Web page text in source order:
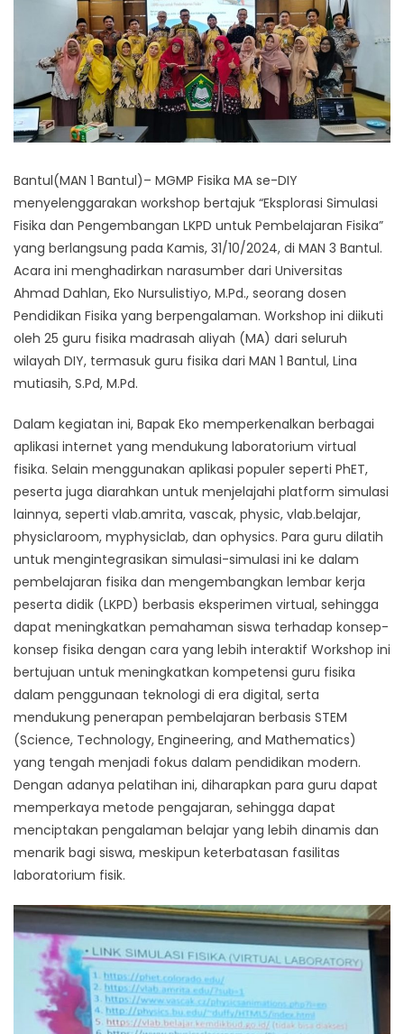
Bantul(MAN 1 Bantul)– MGMP Fisika MA se-DIY
menyelenggarakan workshop bertajuk “Eksplorasi Simulasi
Fisika dan Pengembangan LKPD untuk Pembelajaran Fisika”
yang berlangsung pada Kamis, 31/10/2024, di MAN 3 Bantul.
Acara ini menghadirkan narasumber dari Universitas
Ahmad Dahlan, Eko Nursulistiyo, M.Pd., seorang dosen
Pendidikan Fisika yang berpengalaman. Workshop ini diikuti
oleh 25 guru fisika madrasah aliyah (MA) dari seluruh
wilayah DIY, termasuk guru fisika dari MAN 1 Bantul, Lina
mutiasih, S.Pd, M.Pd.
Dalam kegiatan ini, Bapak Eko memperkenalkan berbagai
aplikasi internet yang mendukung laboratorium virtual
fisika. Selain menggunakan aplikasi populer seperti PhET,
peserta juga diarahkan untuk menjelajahi platform simulasi
lainnya, seperti vlab.amrita, vascak, physic, vlab.belajar,
physiclaroom, myphysiclab, dan ophysics. Para guru dilatih
untuk mengintegrasikan simulasi-simulasi ini ke dalam
pembelajaran fisika dan mengembangkan lembar kerja
peserta didik (LKPD) berbasis eksperimen virtual, sehingga
dapat meningkatkan pemahaman siswa terhadap konsep-
konsep fisika dengan cara yang lebih interaktif Workshop ini
bertujuan untuk meningkatkan kompetensi guru fisika
dalam penggunaan teknologi di era digital, serta
mendukung penerapan pembelajaran berbasis STEM
(Science, Technology, Engineering, and Mathematics)
yang tengah menjadi fokus dalam pendidikan modern.
Dengan adanya pelatihan ini, diharapkan para guru dapat
memperkaya metode pengajaran, sehingga dapat
menciptakan pengalaman belajar yang lebih dinamis dan
menarik bagi siswa, meskipun keterbatasan fasilitas
laboratorium fisik.